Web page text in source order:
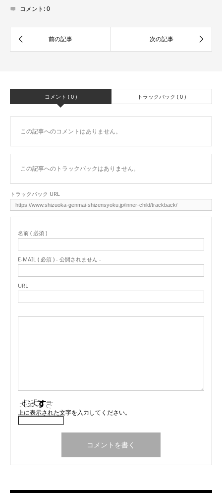
コメント:0
コメント ( 0 ) トラックバック ( 0 )
この記事へのコメントはありません。
この記事へのトラックバックはありません。
トラックバック URL
名前 ( 必須 )
E-MAIL ( 必須 ) - 公開されません -
URL
上に表示された文字を入力してください。